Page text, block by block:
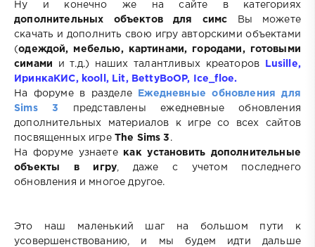
Ну и конечно же на сайте в категориях
дополнительных объектов для симс
Вы можете
скачать и дополнить свою игру авторскими объектами
(одеждой, мебелью, картинами, городами, готовыми
симами
и т.д.) наших талантливых креаторов
Lusille,
ИринкаКИС, kooll, Lit, BettyBoOP, Ice_floe.
На форуме в разделе
Ежедневные обновления для
Sims 3
представлены ежедневные обновления
дополнительных материалов к игре со всех сайтов
посвященных игре The Sims 3 .
На форуме узнаете как установить дополнительные
объекты в игру , даже с учетом последнего
обновления и многое другое.
Это наш маленький шаг на большом пути к
усовершенствованию, и мы будем идти дальше